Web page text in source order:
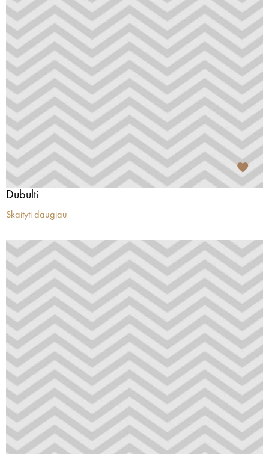
Dubulti
Skaityti daugiau